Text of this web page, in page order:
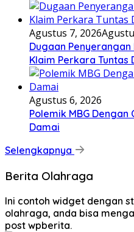
Agustus 7, 2026
Dugaan Penyerangan
Klaim Perkara Tuntas
Agustus 6, 2026
Polemik MBG
Damai
Selengkapnya
Berita Olahraga
Ini contoh widget dengan
olahraga, anda bisa
post wpberita.